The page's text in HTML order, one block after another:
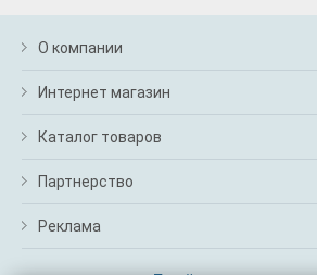
О компании
Интернет магазин
Каталог товаров
Партнерство
Реклама